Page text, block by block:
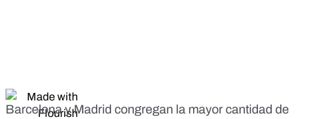
Barcelona y Madrid congregan la mayor cantidad de